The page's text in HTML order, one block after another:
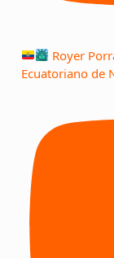
Royer
Ecuatoriano de